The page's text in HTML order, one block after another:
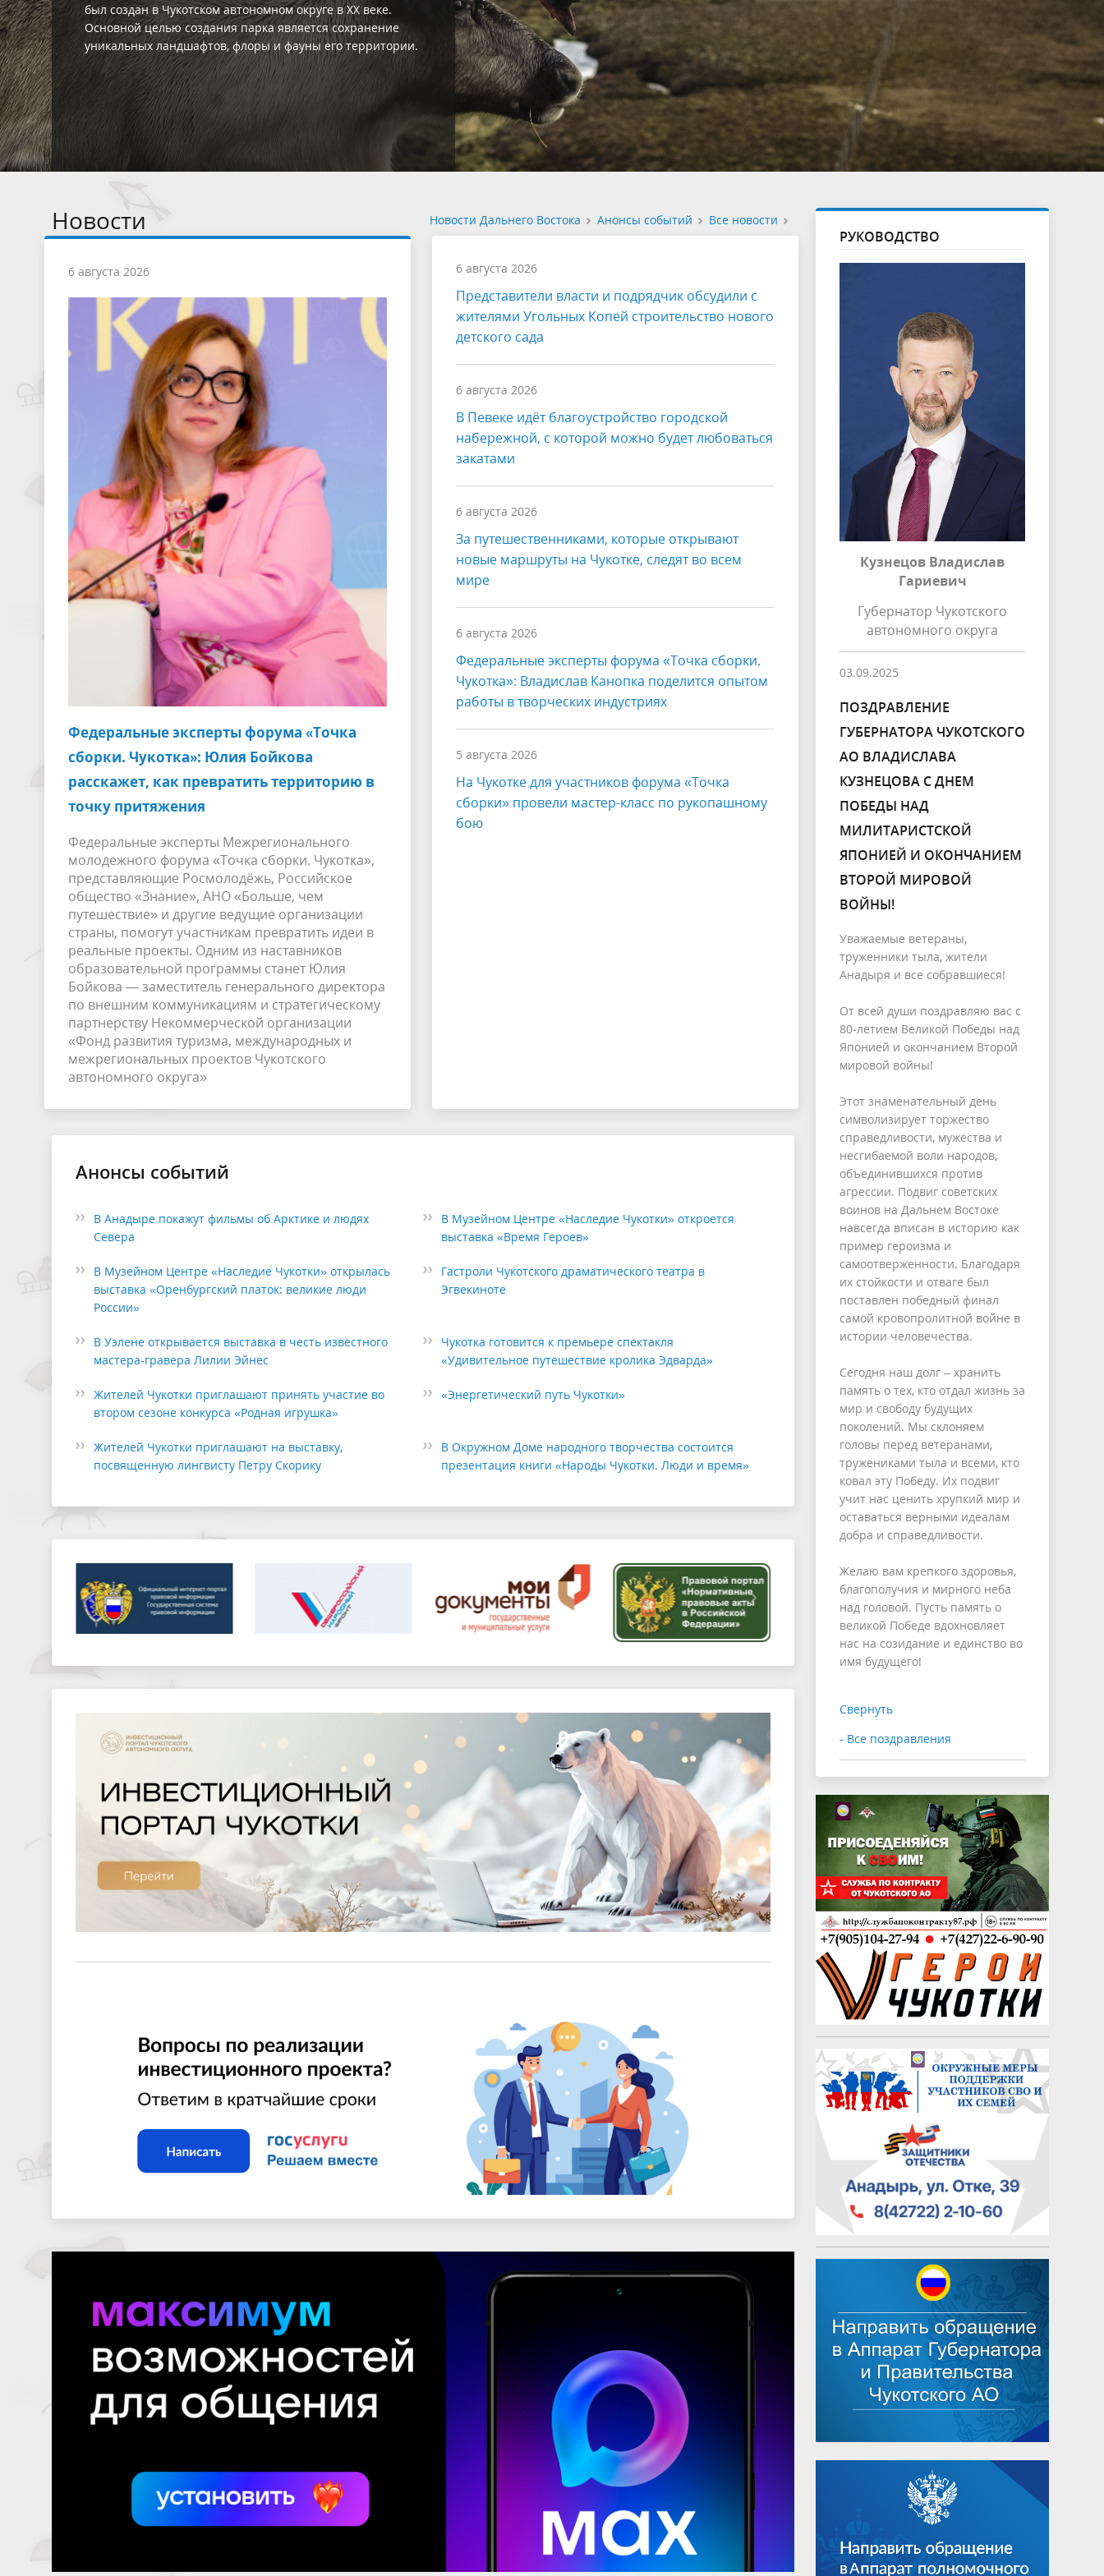
крупнейшее на северо-востоке России озеро. Его
ценность заключается как в красоте, так и в уникальности
происхождения и видового состава фауны озера и флоры
окружающих ландшафтов. Именно с целью их охраны на
данной территории в 2015 году был создан
государственный природный заказник.
Новости Все новости
Анонсы событий
Новости Дальнего Востока
6 августа 2026
Федеральные эксперты форума «Точка
сборки. Чукотка»: Юлия Бойкова
расскажет, как превратить территорию в
точку притяжения
Федеральные эксперты Межрегионального
молодежного форума «Точка сборки. Чукотка»,
представляющие Росмолодёжь, Российское
общество «Знание», АНО «Больше, чем
путешествие» и другие ведущие организации
страны, помогут участникам превратить идеи в
реальные проекты. Одним из наставников
образовательной программы станет Юлия
Бойкова — заместитель генерального директора
по внешним коммуникациям и стратегическому
партнерству Некоммерческой организации
«Фонд развития туризма, международных и
межрегиональных проектов Чукотского
автономного округа»
6 августа 2026
Представители власти и подрядчик обсудили с
жителями Угольных Копей строительство нового
детского сада
6 августа 2026
В Певеке идёт благоустройство городской
набережной, с которой можно будет любоваться
закатами
6 августа 2026
За путешественниками, которые открывают
новые маршруты на Чукотке, следят во всем
мире
6 августа 2026
Федеральные эксперты форума «Точка сборки.
Чукотка»: Владислав Канопка поделится опытом
работы в творческих индустриях
5 августа 2026
На Чукотке для участников форума «Точка
сборки» провели мастер-класс по рукопашному
бою
Анонсы событий
В Анадыре покажут фильмы об Арктике и людях
Севера
В Музейном Центре «Наследие Чукотки» откроется
выставка «Время Героев»
В Музейном Центре «Наследие Чукотки» открылась
выставка «Оренбургский платок: великие люди
России»
Гастроли Чукотского драматического театра в
Эгвекиноте
В Уэлене открывается выставка в честь известного
мастера-гравера Лилии Эйнес
Чукотка готовится к премьере спектакля
«Удивительное путешествие кролика Эдварда»
Жителей Чукотки приглашают принять участие во
втором сезоне конкурса «Родная игрушка»
«Энергетический путь Чукотки»
Жителей Чукотки приглашают на выставку,
посвященную лингвисту Петру Скорику
В Окружном Доме народного творчества состоится
презентация книги «Народы Чукотки. Люди и время»
РУКОВОДСТВО
Кузнецов Владислав
Гариевич
Губернатор Чукотского
автономного округа
03.09.2025
ПОЗДРАВЛЕНИЕ
ГУБЕРНАТОРА ЧУКОТСКОГО
АО ВЛАДИСЛАВА
КУЗНЕЦОВА С ДНЕМ
ПОБЕДЫ НАД
МИЛИТАРИСТСКОЙ
ЯПОНИЕЙ И ОКОНЧАНИЕМ
ВТОРОЙ МИРОВОЙ
ВОЙНЫ!
Уважаемые ветераны,
труженники тыла, жители
Анадыря и все собравшиеся!
От всей души поздравляю вас с
80-летием Великой Победы над
Японией и окончанием Второй
мировой войны!
Этот знаменательный день
символизирует торжество
справедливости, мужества и
несгибаемой воли народов,
объединившихся против
агрессии. Подвиг советских
воинов на Дальнем Востоке
навсегда вписан в историю как
пример героизма и
самоотверженности. Благодаря
их стойкости и отваге был
поставлен победный финал
самой кровопролитной войне в
истории человечества.
Сегодня наш долг – хранить
память о тех, кто отдал жизнь за
мир и свободу будущих
поколений. Мы склоняем
головы перед ветеранами,
тружениками тыла и всеми, кто
ковал эту Победу. Их подвиг
учит нас ценить хрупкий мир и
оставаться верными идеалам
добра и справедливости.
Желаю вам крепкого здоровья,
благополучия и мирного неба
над головой. Пусть память о
великой Победе вдохновляет
нас на созидание и единство во
имя будущего!
Свернуть
- Все поздравления